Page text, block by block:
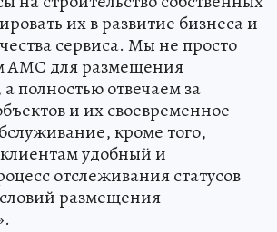
их в развитие бизнеса и
сервиса. Мы не просто
АМС для размещения
полностью отвечаем за
и их своевременное
кроме того,
удобный и
отслеживания статусов
размещения